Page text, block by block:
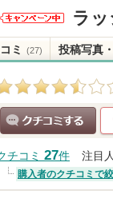
ョーから
お知らせ
があります
ラ
ミ (27) 投稿写真
チコミ 27件 注目
購入者のクチコミで